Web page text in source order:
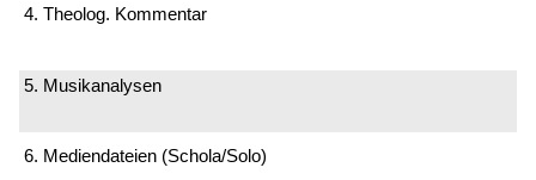
4. Theolog. Kommentar
5. Musikanalysen
6. Mediendateien (Schola/Solo)